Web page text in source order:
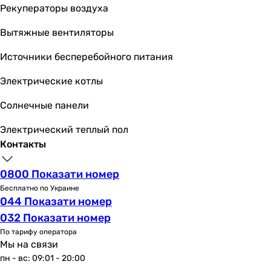
Расход воздуха
620 м³/час
1030 м³/час
340 м³/час
700 м³/час
700 м³/час
1030 м³/час
350 м³/час
1100 м³/час
Скорость вращения
3100 об/мин
3100 об/мин
2720 об/мин
3270 об/мин
3270 об/мин
Рекуператоры воздуха
Вытяжные вентиляторы
Источники бесперебойного питания
Электрические котлы
Солнечные панели
Электрический теплый пол
Контакты
0800 Показати номер
Бесплатно по Украине
044 Показати номер
032 Показати номер
По тарифу оператора
Мы на связи
пн - вс: 09:01 - 20:00